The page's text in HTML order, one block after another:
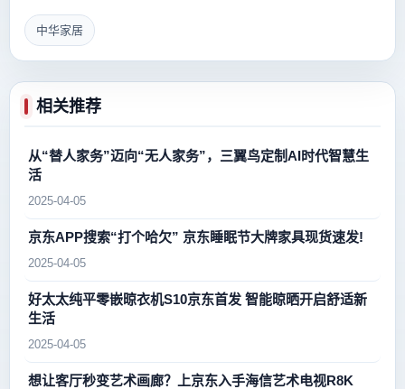
中华家居
相关推荐
从“替人家务”迈向“无人家务”，三翼鸟定制AI时代智慧生
活
2025-04-05
京东APP搜索“打个哈欠” 京东睡眠节大牌家具现货速发!
2025-04-05
好太太纯平零嵌晾衣机S10京东首发 智能晾晒开启舒适新
生活
2025-04-05
想让客厅秒变艺术画廊？上京东入手海信艺术电视R8K